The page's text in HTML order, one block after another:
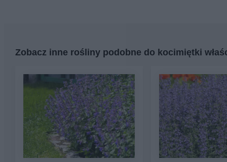
Zobacz inne rośliny podobne do kocimiętki